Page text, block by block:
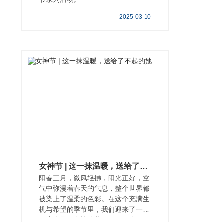
2025-03-10
女神节 | 这一抹温暖，送给了不起的她
阳春三月，微风轻拂，阳光正好，空
气中弥漫着春天的气息，整个世界都
被染上了温柔的色彩。在这个充满生
机与希望的季节里，我们迎来了一年